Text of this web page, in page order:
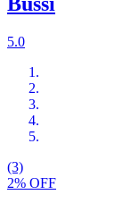
5.0
(3)
2% OFF